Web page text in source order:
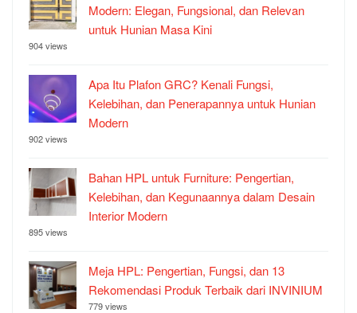
Modern: Elegan, Fungsional, dan Relevan
untuk Hunian Masa Kini
904 views
Apa Itu Plafon GRC? Kenali Fungsi,
Kelebihan, dan Penerapannya untuk Hunian
Modern
902 views
Bahan HPL untuk Furniture: Pengertian,
Kelebihan, dan Kegunaannya dalam Desain
Interior Modern
895 views
Meja HPL: Pengertian, Fungsi, dan 13
Rekomendasi Produk Terbaik dari INVINIUM
779 views